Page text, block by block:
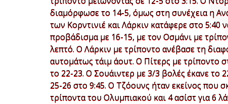
διαμόρφωσε το 14-5, όμως στη συνέχεια η
των Κορντινιέ και Λάρκιν κατάφερε στο
προβάδισμα με 16-15, με τον Οσμάνι με
λεπτό. Ο Λάρκιν με τρίποντο ανέβασε τη
αυτομάτως τάιμ άουτ. Ο Πίτερς με τρίποντο
το 22-23. Ο Σουάιντερ με 3/3 βολές έκανε το
25-26 στο 9:45. Ο Τζόουνς ήταν εκείνος που
τρίποντα του Ολυμπιακού και 4 ασίστ για 6